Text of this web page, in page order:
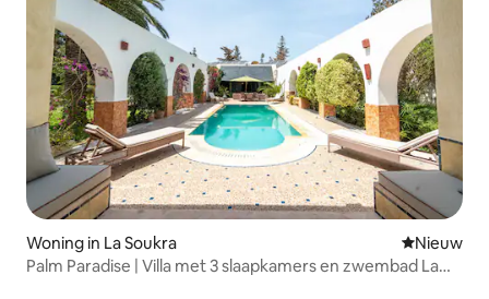
Woning in La Soukra Nieuwe
Nieuw
Palm Paradise | Villa met 3 slaapkamers en zwembad La